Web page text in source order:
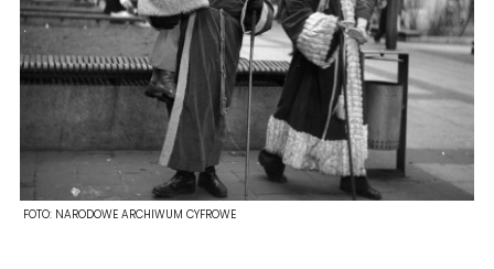
FOTO: NARODOWE ARCHIWUM CYFROWE